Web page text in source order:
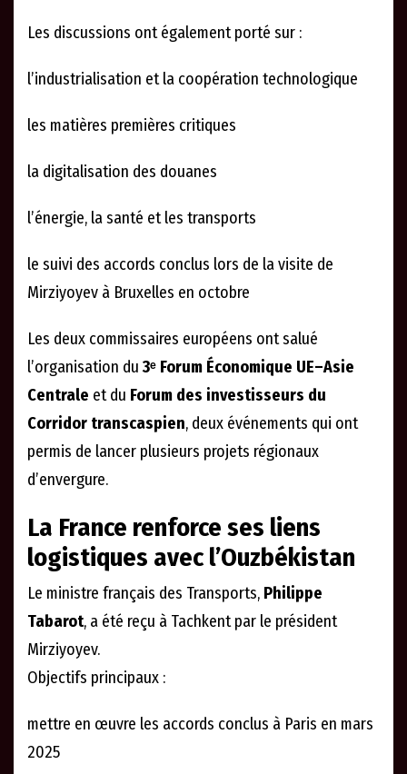
Les discussions ont également porté sur :
l’industrialisation et la coopération technologique
les matières premières critiques
la digitalisation des douanes
l’énergie, la santé et les transports
le suivi des accords conclus lors de la visite de
Mirziyoyev à Bruxelles en octobre
Les deux commissaires européens ont salué
l’organisation du 3ᵉ Forum Économique UE–Asie
Centrale et du Forum des investisseurs du
Corridor transcaspien, deux événements qui ont
permis de lancer plusieurs projets régionaux
d’envergure.
La France renforce ses liens
logistiques avec l’Ouzbékistan
Le ministre français des Transports, Philippe
Tabarot, a été reçu à Tachkent par le président
Mirziyoyev.
Objectifs principaux :
mettre en œuvre les accords conclus à Paris en mars
2025